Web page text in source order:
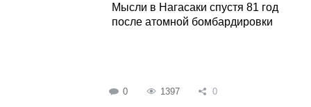
Мысли в Нагасаки спустя 81 год
после атомной бомбардировки
0 1397 0